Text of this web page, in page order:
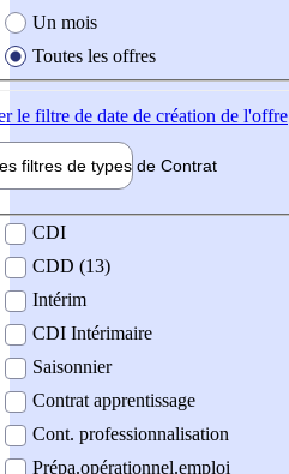
Un mois
Toutes les offres
le filtre de date de création de l'offre
filtres de types de Contrat
contrat
CDI
CDD (13)
Intérim
CDI Intérimaire
Saisonnier
Contrat apprentissage
Cont. professionnalisation
Prépa.opérationnel.emploi